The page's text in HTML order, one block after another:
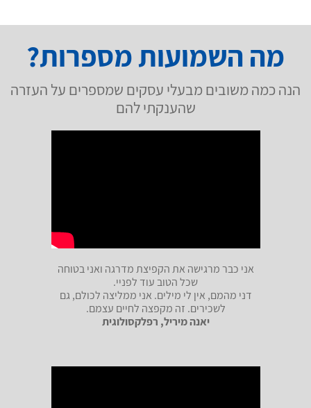
מה השמועות מספרות?
הנה כמה משובים מבעלי עסקים שמספרים על העזרה
שהענקתי להם
אני כבר מרגישה את הקפיצת מדרגה ואני בטוחה
שכל הטוב עוד לפניי.
דני מהמם, אין לי מילים. אני ממליצה לכולם, גם
לשכירים. זה מקפצה לחיים עצמם.
יאנה מיריל, רפלקסולוגית